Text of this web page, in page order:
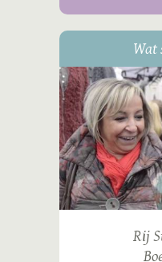
Wat
Rij